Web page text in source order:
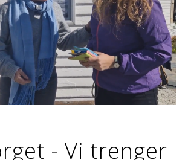
- Vi trenger